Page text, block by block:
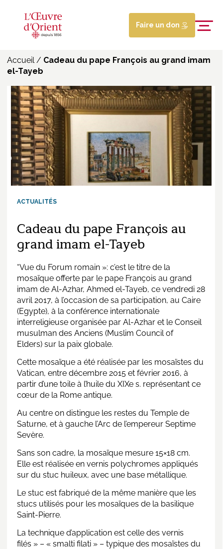
Faire un don
Accueil/ Cadeau du pape François au grand imam
el-Tayeb
ACTUALITÉS
Cadeau du pape François au
grand imam el-Tayeb
“Vue du Forum romain »: c’est le titre de la
mosaïque offerte par le pape François au grand
imam de Al-Azhar, Ahmed el-Tayeb, ce vendredi 28
avril 2017, à l’occasion de sa participation, au Caire
(Egypte), à la conférence internationale
interreligieuse organisée par Al-Azhar et le Conseil
musulman des Anciens (Muslim Council of
Elders) sur la paix globale.
Cette mosaïque a été réalisée par les mosaïstes du
Vatican, entre décembre 2015 et février 2016, à
partir d’une toile à l’huile du XIXe s. représentant ce
cœur de la Rome antique.
Au centre on distingue les restes du Temple de
Saturne, et à gauche l’Arc de l’empereur Septime
Sevère.
Sans son cadre, la mosaïque mesure 15×18 cm.
Elle est réalisée en vernis polychromes appliqués
sur du stuc huileux, avec une base métallique.
Le stuc est fabriqué de la même manière que les
stucs utilisés pour les mosaïques de la basilique
Saint-Pierre.
La technique d’application est celle des vernis
filés » – « smalti filati » – typique des mosaïstes du